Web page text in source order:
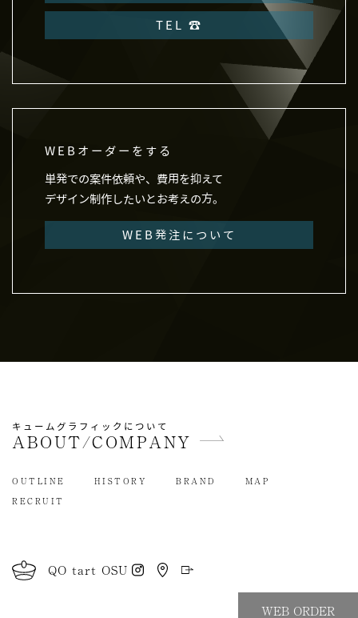
WEB ORDER
を請求するため
上記の利用目的に付随する目的
当社は，利用目的が変更前と関連性を有する
と合理的に認められる場合に限り，個人情報
の利用目的を変更するものとします。
利用目的の変更を行った場合には，変更後の
目的について，当社所定の方法により，ユー
ザーに通知し，または本ウェブサイト上に公
表するものとします。
第5条（個人情報の第三者提供）
当社は，次に掲げる場合を除いて，あらかじ
要がある場合であって，本人の同意を得るこ
進のために特に必要がある場合であって，本
人の同意を得ることが困難であるとき
託を受けた者が法令の定める事務を遂行する
ことに対して協力する必要がある場合であっ
予め次の事項を告知あるいは公表し，かつ当
利用目的に第三者への提供を含むこと
TEL ☎︎
WEBオーダーをする
単発での案件依頼や、費用を抑えて
デザイン制作したいとお考えの方。
WEB発注について
キュームグラフィックについて
ABOUT/COMPANY
OUTLINE HISTORY BRAND
MAP
RECRUIT
QO tart OSU